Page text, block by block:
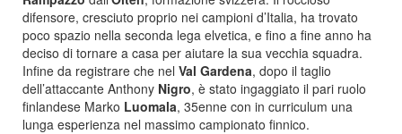
difensore, cresciuto proprio nei campioni d’Italia, ha trovato
poco spazio nella seconda lega elvetica, e fino a fine anno ha
deciso di tornare a casa per aiutare la sua vecchia squadra.
Infine da registrare che nel Val Gardena, dopo il taglio
dell’attaccante Anthony Nigro, è stato ingaggiato il pari ruolo
finlandese Marko Luomala, 35enne con in curriculum una
lunga esperienza nel massimo campionato finnico.